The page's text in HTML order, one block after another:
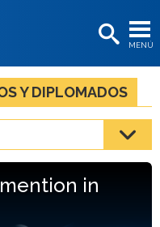
MENÚ
os
Y DIPLOMADOS
in